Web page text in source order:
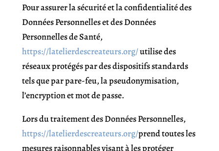
Pour assurer la sécurité et la confidentialité des
Données Personnelles et des Données
Personnelles de Santé,
https://latelierdescreateurs.org/utilise des
réseaux protégés par des dispositifs standards
tels que par pare-feu, la pseudonymisation,
l’encryption et mot de passe.
Lors du traitement des Données Personnelles,
https://latelierdescreateurs.org/prend toutes les
mesures raisonnables visant à les protéger